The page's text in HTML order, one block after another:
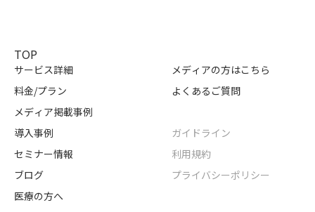
TOP
サービス詳細
料金/プラン
メディア掲載事例
導入事例
セミナー情報
ブログ
医療の方へ
メディアの方はこちら
よくあるご質問
ガイドライン
利用規約
プライバシーポリシー